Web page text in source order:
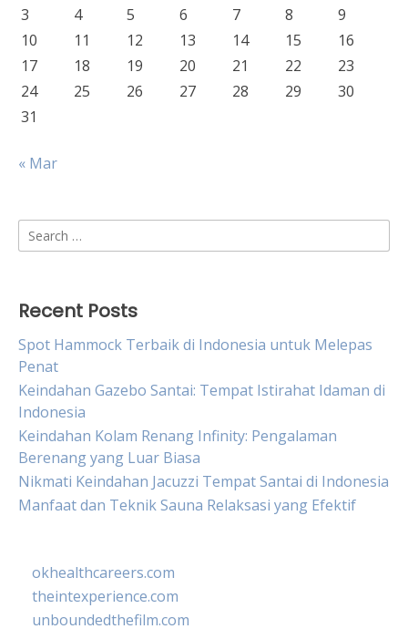
3
4 5 6 7 8
9
10
11 12 13 14 15
16
17
18 19 20 21 22
23
24
25 26 27 28 29
30
31
« Mar
Search
for:
Recent Posts
Spot Hammock Terbaik di Indonesia untuk Melepas
Penat
Keindahan Gazebo Santai: Tempat Istirahat Idaman di
Indonesia
Keindahan Kolam Renang Infinity: Pengalaman
Berenang yang Luar Biasa
Nikmati Keindahan Jacuzzi Tempat Santai di Indonesia
Manfaat dan Teknik Sauna Relaksasi yang Efektif
okhealthcareers.com
theintexperience.com
unboundedthefilm.com